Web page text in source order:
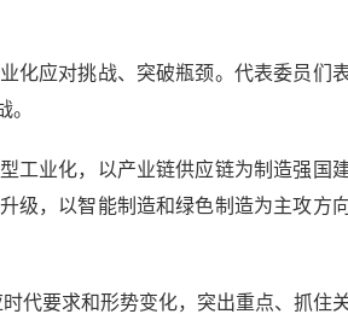
应对挑战、突破瓶颈。代表委员们
。
业化，以产业链供应链为制造强国
级，以智能制造和绿色制造为主攻方
要求和形势变化，突出重点、抓住